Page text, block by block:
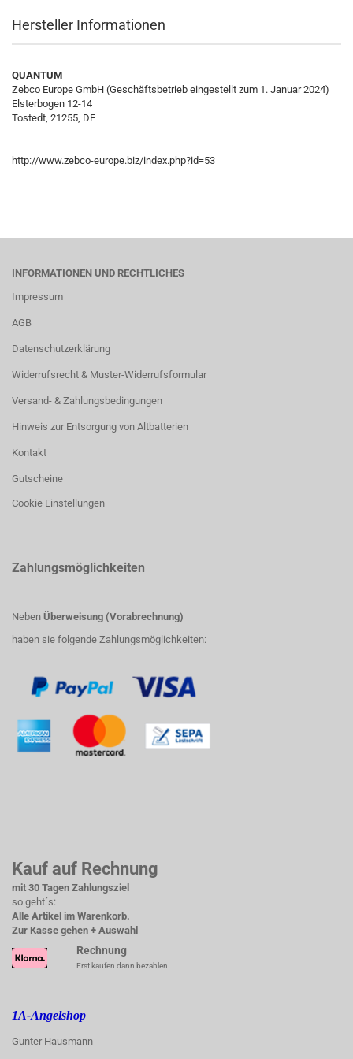
Hersteller Informationen
QUANTUM
Zebco Europe GmbH (Geschäftsbetrieb eingestellt zum 1. Januar 2024)
Elsterbogen 12-14
Tostedt, 21255, DE
http://www.zebco-europe.biz/index.php?id=53
INFORMATIONEN UND RECHTLICHES
Impressum
AGB
Datenschutzerklärung
Widerrufsrecht & Muster-Widerrufsformular
Versand- & Zahlungsbedingungen
Hinweis zur Entsorgung von Altbatterien
Kontakt
Gutscheine
Cookie Einstellungen
Zahlungsmöglichkeiten
Neben Überweisung (Vorabrechnung)
haben sie folgende Zahlungsmöglichkeiten:
Kauf auf Rechnung
mit 30 Tagen Zahlungsziel
so geht´s:
Alle Artikel im Warenkorb.
Zur Kasse gehen + Auswahl
Rechnung
Erst kaufen dann bezahlen
1A-Angelshop
Gunter Hausmann